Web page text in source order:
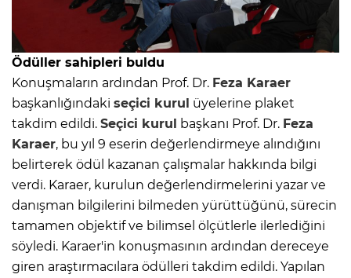
Ödüller sahipleri buldu
Konuşmaların ardından Prof. Dr. Feza Karaer
başkanlığındaki seçici kurul üyelerine plaket
takdim edildi. Seçici kurul başkanı Prof. Dr. Feza
Karaer, bu yıl 9 eserin değerlendirmeye alındığını
belirterek ödül kazanan çalışmalar hakkında bilgi
verdi. Karaer, kurulun değerlendirmelerini yazar ve
danışman bilgilerini bilmeden yürüttüğünü, sürecin
tamamen objektif ve bilimsel ölçütlerle ilerlediğini
söyledi. Karaer'in konuşmasının ardından dereceye
giren araştırmacılara ödülleri takdim edildi. Yapılan